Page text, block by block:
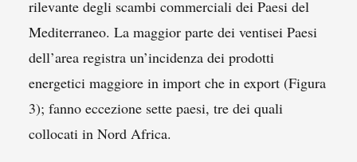
rilevante degli scambi commerciali dei Paesi del
Mediterraneo. La maggior parte dei ventisei Paesi
dell’area registra un’incidenza dei prodotti
energetici maggiore in import che in export (Figura
3); fanno eccezione sette paesi, tre dei quali
collocati in Nord Africa.